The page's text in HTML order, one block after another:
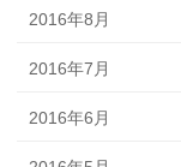
2016年8月
2016年7月
2016年6月